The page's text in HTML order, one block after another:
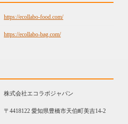
https://ecollabo-food.com/
https://ecollabo-bag.com/
株式会社エコラボジャパン
〒4418122 愛知県豊橋市天伯町美吉14-2